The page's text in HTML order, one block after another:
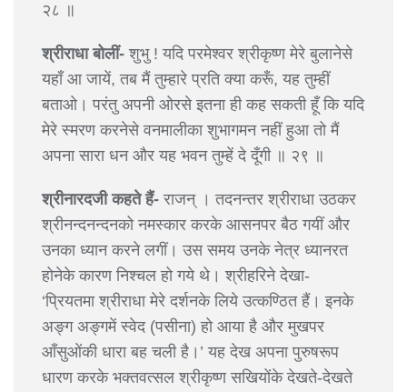
२८ ॥
श्रीराधा बोलीं- शुभु ! यदि परमेश्वर श्रीकृष्ण मेरे बुलानेसे
यहाँ आ जायें, तब मैं तुम्हारे प्रति क्या करूँ, यह तुम्हीं
बताओ। परंतु अपनी ओरसे इतना ही कह सकती हूँ कि यदि
मेरे स्मरण करनेसे वनमालीका शुभागमन नहीं हुआ तो मैं
अपना सारा धन और यह भवन तुम्हें दे दूँगी ॥ २९ ॥
श्रीनारदजी कहते हैं- राजन् । तदनन्तर श्रीराधा उठकर
श्रीनन्दनन्दनको नमस्कार करके आसनपर बैठ गयीं और
उनका ध्यान करने लगीं। उस समय उनके नेत्र ध्यानरत
होनेके कारण निश्चल हो गये थे। श्रीहरिने देखा-
‘प्रियतमा श्रीराधा मेरे दर्शनके लिये उत्कण्ठित हैं। इनके
अङ्ग अङ्गमें स्वेद (पसीना) हो आया है और मुखपर
आँसुओंकी धारा बह चली है।’ यह देख अपना पुरुषरूप
धारण करके भक्तवत्सल श्रीकृष्ण सखियोंके देखते-देखते